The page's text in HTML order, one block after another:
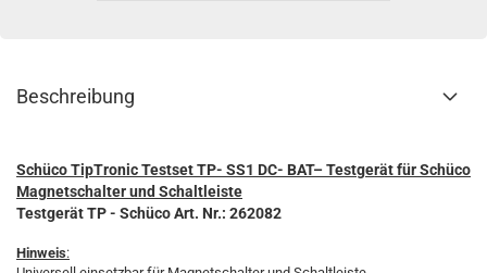
Beschreibung
Schüco TipTronic Testset TP- SS1 DC- BAT– Testgerät für Schüco
Magnetschalter und Schaltleiste
Testgerät TP - Schüco Art. Nr.: 262082
Hinweis: